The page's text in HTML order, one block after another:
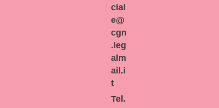
cial
e@
cgn
.leg
alm
ail.i
t
Tel.